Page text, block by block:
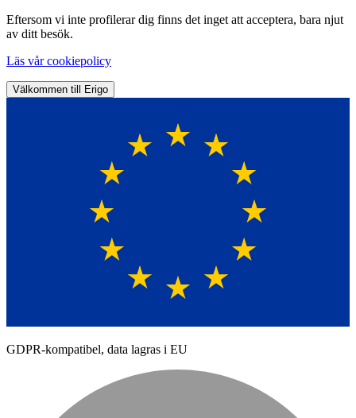
Eftersom vi inte profilerar dig finns det inget att acceptera, bara njut
av ditt besök.
Läs vår cookiepolicy
Välkommen till Erigo
GDPR-kompatibel, data lagras i EU